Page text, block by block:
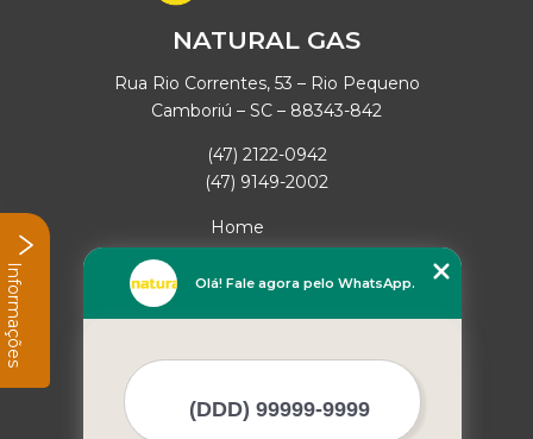
NATURAL GAS
Rua Rio Correntes, 53 – Rio Pequeno
Camboriú – SC – 88343-842
(47) 2122-0942
(47) 9149-2002
Home
Empresa
Missão
Mapa do site
Olá! Fale agora pelo WhatsApp.
Informações